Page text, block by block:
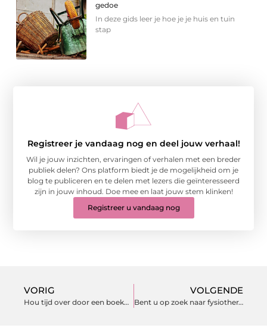
gedoe
In deze gids leer je hoe je je huis en tuin
stap
Registreer je vandaag nog en deel jouw verhaal!
Wil je jouw inzichten, ervaringen of verhalen met een breder
publiek delen? Ons platform biedt je de mogelijkheid om je
blog te publiceren en te delen met lezers die geïnteresseerd
zijn in jouw inhoud. Doe mee en laat jouw stem klinken!
Registreer u vandaag nog
VORIG
Hou tijd over door een boekhouder uit de omgeving van Hilversum in te schakelen
VOLGENDE
Bent u op zoek naar fysiotherapie in Den Bosch?